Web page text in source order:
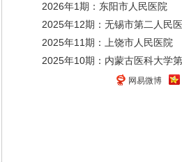
2026年1期：东阳市人民医院
2025年12期：无锡市第二人民
2025年11期：上饶市人民医院
2025年10期：内蒙古医科大学
网易微博